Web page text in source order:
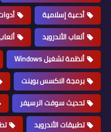
أدعية إسلامية
ألعاب الأندرويد
أنظمة تشغيل Windows
برمجة الاكسس بوينت
تحديث سوفت الرسيفر
تطبيقات الأندرويد